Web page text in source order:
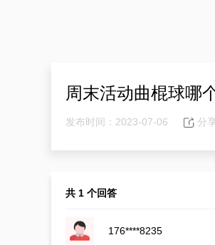
周末活动曲棍球哪
发布时间：2023-07-06 分
共 1 个回答
176****8235